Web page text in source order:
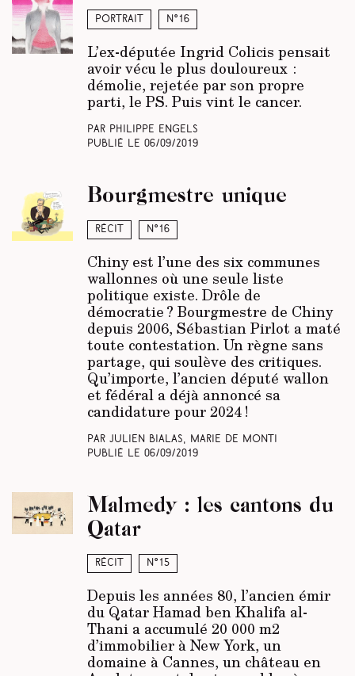
Portrait N°16
L’ex-députée Ingrid Colicis pensait
avoir vécu le plus douloureux :
démolie, rejetée par son propre
parti, le PS. Puis vint le cancer.
Par Philippe Engels
Publié le 06/09/2019
Récit N°16
Bourgmestre unique
Chiny est l’une des six communes
wallonnes où une seule liste
politique existe. Drôle de
démocratie ? Bourgmestre de Chiny
depuis 2006, Sébastian Pirlot a maté
toute contestation. Un règne sans
partage, qui soulève des critiques.
Qu’importe, l’ancien député wallon
et fédéral a déjà annoncé sa
candidature pour 2024 !
Par Julien Bialas, Marie De Monti
Publié le 06/09/2019
Récit N°15
Malmedy : les cantons du
Qatar
Depuis les années 80, l’ancien émir
du Qatar Hamad ben Khalifa al-
Thani a accumulé 20 000 m2
d’immobilier à New York, un
domaine à Cannes, un château en